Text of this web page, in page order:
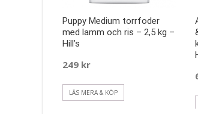
Puppy Medium torrfoder
med lamm och ris – 2,5 kg –
Hill’s
249 kr
LÄS MERA & KÖP